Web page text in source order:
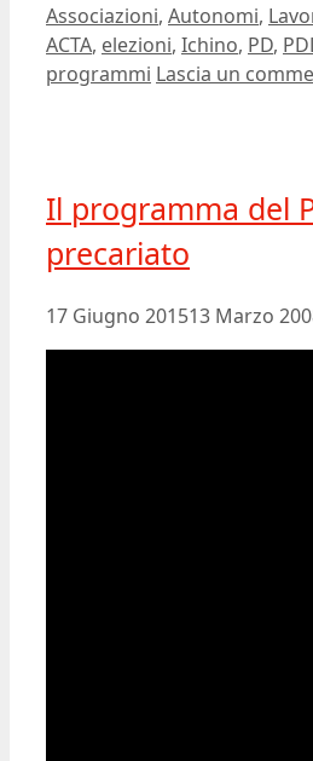
Categorie
Associazioni, Autonomi,
ACTA, elezioni, Ichino, PD,
programmi Lascia un
Il programma del
precariato
17 Giugno 201513 Marzo